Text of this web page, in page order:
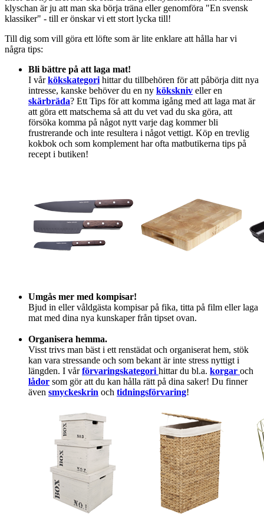
klyschan är ju att man ska börja träna eller genomföra "En svensk
klassiker" - till er önskar vi ett stort lycka till!
Till dig som vill göra ett löfte som är lite enklare att hålla har vi
några tips:
Bli bättre på att laga mat!
I vårkökskategorihittar du tillbehören för att påbörja ditt nya
intresse, kanske behöver du en ny kökskniv eller en
skärbräda? Ett Tips för att komma igång med att laga mat är
att göra ett matschema så att du vet vad du ska göra, att
försöka komma på något nytt varje dag kommer bli
frustrerande och inte resultera i något vettigt. Köp en trevlig
kokbok och som komplement har ofta matbutikerna tips på
recept i butiken!
Umgås mer med kompisar!
Bjud in eller våldgästa kompisar på fika, titta på film eller laga
mat med dina nya kunskaper från tipset ovan.
Organisera hemma.
Visst trivs man bäst i ett renstädat och organiserat hem, stök
kan vara stressande och som bekant är inte stress nyttigt i
längden. I vårförvaringskategori hittar du bl.a. korgar och
lådor som gör att du kan hålla rätt på dina saker! Du finner
även smyckeskrin och tidningsförvaring!